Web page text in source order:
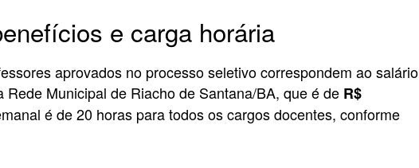
e carga horária
aprovados no processo seletivo correspondem ao salário
Municipal de Riacho de Santana/BA, que é de R$
é de 20 horas para todos os cargos docentes, conforme